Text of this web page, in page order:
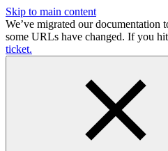
Skip to main content
We’ve migrated our documentation
some URLs have changed. If you
ticket.